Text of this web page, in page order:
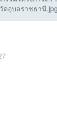
ดอุบลราชธานี.jpg